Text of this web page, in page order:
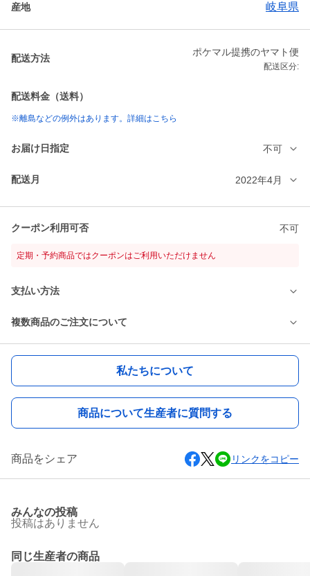
産地 岐阜県
配送方法
ポケマル提携のヤマト便
配送区分:
配送料金（送料）
※離島などの例外はあります。詳細はこちら
お届け日指定 不可
配送月 2022年4月
クーポン利用可否 不可
定期・予約商品ではクーポンはご利用いただけません
支払い方法
複数商品のご注文について
私たちについて
商品について生産者に質問する
商品をシェア リンクをコピー
みんなの投稿
投稿はありません
同じ生産者の商品